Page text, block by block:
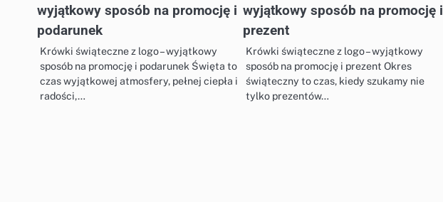
wyjątkowy sposób na promocję i
podarunek
Krówki świąteczne z logo – wyjątkowy
sposób na promocję i podarunek Święta to
czas wyjątkowej atmosfery, pełnej ciepła i
radości,…
wyjątkowy sposób na promocję i
prezent
Krówki świąteczne z logo – wyjątkowy
sposób na promocję i prezent Okres
świąteczny to czas, kiedy szukamy nie
tylko prezentów…